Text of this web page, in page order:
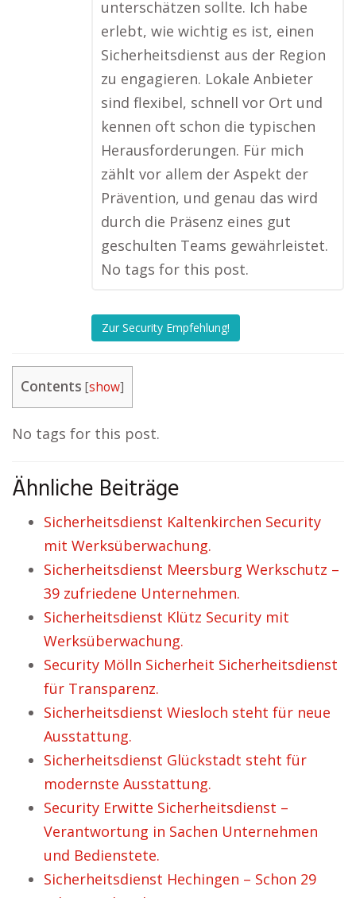
unterschätzen sollte. Ich habe
erlebt, wie wichtig es ist, einen
Sicherheitsdienst aus der Region
zu engagieren. Lokale Anbieter
sind flexibel, schnell vor Ort und
kennen oft schon die typischen
Herausforderungen. Für mich
zählt vor allem der Aspekt der
Prävention, und genau das wird
durch die Präsenz eines gut
geschulten Teams gewährleistet.
No tags for this post.
Zur Security Empfehlung!
Contents [show]
No tags for this post.
Ähnliche Beiträge
Sicherheitsdienst Kaltenkirchen Security
mit Werksüberwachung.
Sicherheitsdienst Meersburg Werkschutz –
39 zufriedene Unternehmen.
Sicherheitsdienst Klütz Security mit
Werksüberwachung.
Security Mölln Sicherheit Sicherheitsdienst
für Transparenz.
Sicherheitsdienst Wiesloch steht für neue
Ausstattung.
Sicherheitsdienst Glückstadt steht für
modernste Ausstattung.
Security Erwitte Sicherheitsdienst –
Verantwortung in Sachen Unternehmen
und Bedienstete.
Sicherheitsdienst Hechingen – Schon 29